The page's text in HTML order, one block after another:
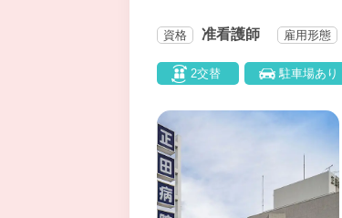
資格 准看護師 雇用形態
2交替 駐車場あり